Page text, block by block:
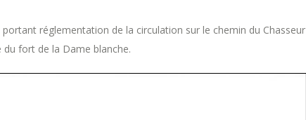
réglementation de la circulation sur le chemin du Chasseur
fort de la Dame blanche.